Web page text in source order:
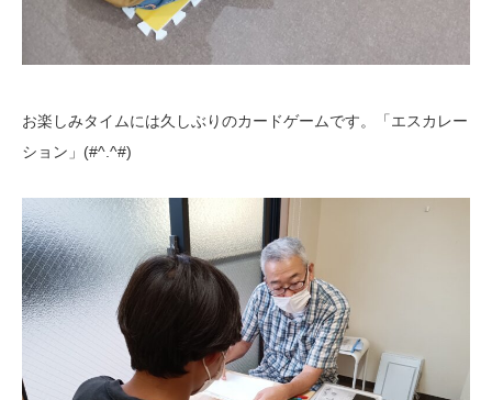
お楽しみタイムには久しぶりのカードゲームです。「エスカレー
ション」(#^.^#)